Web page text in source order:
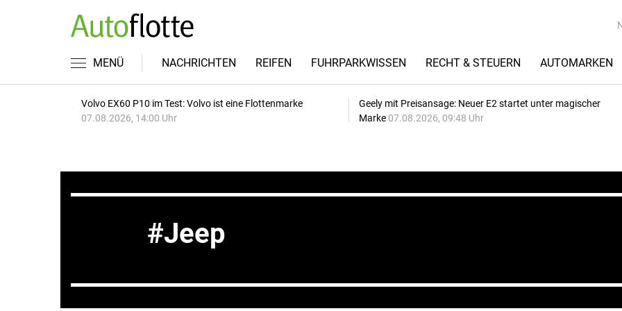
MENÜ NACHRICHTEN REIFEN FUHRPARKWISSEN RECHT & STEUERN AUTOMARKEN
Volvo EX60 P10 im Test: Volvo ist eine Flottenmarke
07.08.2026, 14:00 Uhr
Geely mit Preisansage: Neuer E2 startet unter magischer
Marke 07.08.2026, 09:48 Uhr
Jeep